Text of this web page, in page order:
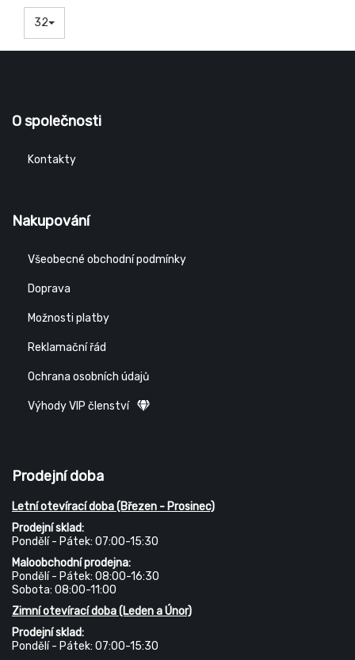
32
O společnosti
Kontakty
Nakupování
Všeobecné obchodní podmínky
Doprava
Možnosti platby
Reklamační řád
Ochrana osobních údajů
Výhody VIP členství
Prodejní doba
Letní otevírací doba (Březen - Prosinec)
Prodejní sklad:
Pondělí - Pátek: 07:00-15:30
Maloobchodní prodejna:
Pondělí - Pátek: 08:00-16:30
Sobota: 08:00-11:00
Zimní otevírací doba (Leden a Únor)
Prodejní sklad:
Pondělí - Pátek: 07:00-15:30